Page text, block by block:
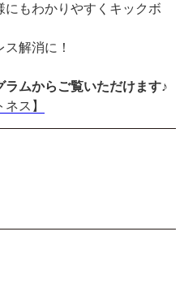
もわかりやすくキックボ
解消に！
ムからご覧いただけます♪
ス】